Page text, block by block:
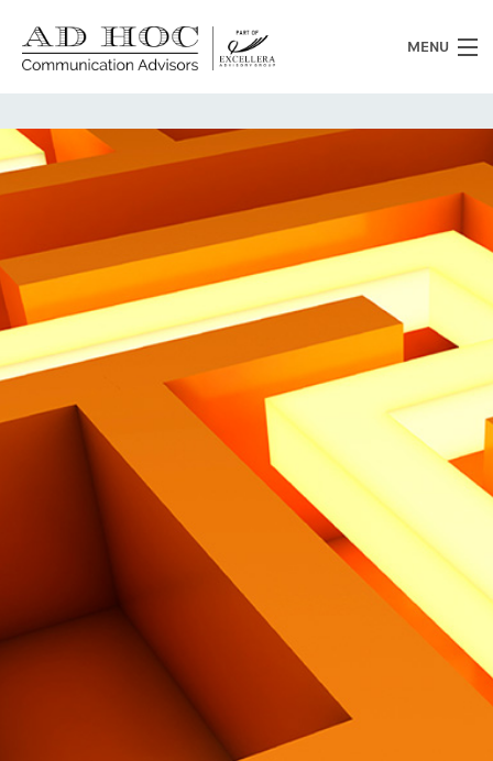
MENU
Chi siamo
Cosa facciamo
News
Heritage
Lavora con noi
Contatti
Ita